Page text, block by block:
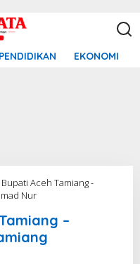
PENDIDIKAN EKONOMI
Bupati Aceh Tamiang -
Nur
–